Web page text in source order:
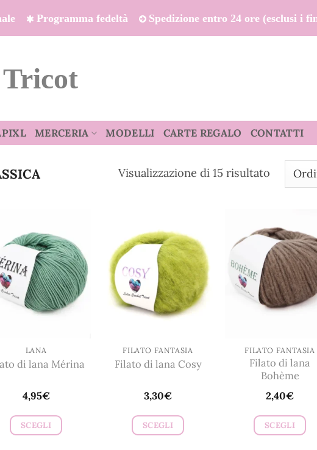
Programma fedeltà Spedizione entro 24 ore (esclusi i
MERCERIA MODELLI CARTE REGALO CONTATTI
Visualizzazione di 15 risultato Ordina
al
più
recente
LANA
di lana Mérina
4,95€
SCEGLI
FILATO FANTASIA
Filato di lana Cosy
3,30€
SCEGLI
FILATO FANTASIA
Filato di lana
Bohème
2,40€
SCEGLI